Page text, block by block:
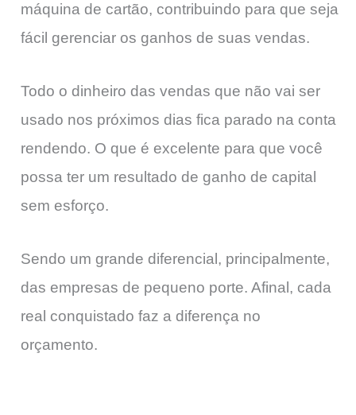
máquina de cartão, contribuindo para que seja
fácil gerenciar os ganhos de suas vendas.
Todo o dinheiro das vendas que não vai ser
usado nos próximos dias fica parado na conta
rendendo. O que é excelente para que você
possa ter um resultado de ganho de capital
sem esforço.
Sendo um grande diferencial, principalmente,
das empresas de pequeno porte. Afinal, cada
real conquistado faz a diferença no
orçamento.